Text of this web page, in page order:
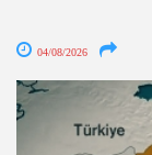
04/08/2026